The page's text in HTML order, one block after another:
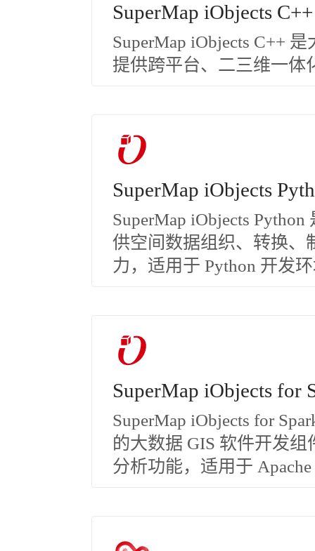
SuperMap iObjects C++
SuperMap iObjects C++
提供跨平台、二三维一体
SuperMap iObjects
SuperMap iObjects
供空间数据组织、转换、
力，适用于 Python 开发
SuperMap iObjects for
SuperMap iObjects for
的大数据 GIS 软件开发
分析功能，适用于